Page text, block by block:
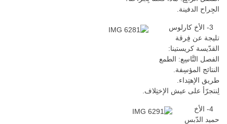
الجِراح الدفينة.
3- الأخ كارلوس
تليجة عن فِرقة
القدّيسة كريستينا:
الفصل التَّاسِع: الطمع
النتائج المؤسِفة.
طريق الإهتِداء.
لِنتجرّأ على عيش الإختِلاف.
4- الأخ
حميد الدّبس